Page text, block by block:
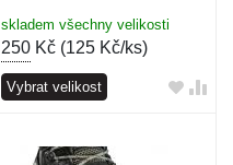
skladem všechny velikosti
250Kč (125 Kč/ks)
Vybrat velikost